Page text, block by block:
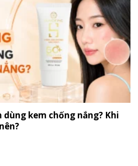
dùng kem chống nắng? Khi